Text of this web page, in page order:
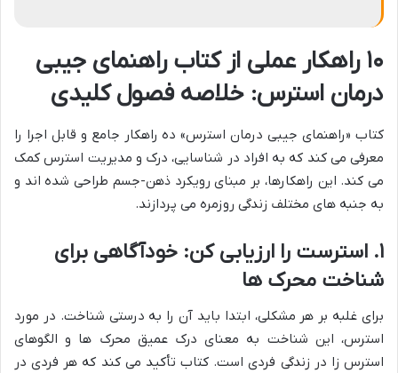
۱۰ راهکار عملی از کتاب راهنمای جیبی
درمان استرس: خلاصه فصول کلیدی
کتاب «راهنمای جیبی درمان استرس» ده راهکار جامع و قابل اجرا را
معرفی می کند که به افراد در شناسایی، درک و مدیریت استرس کمک
می کند. این راهکارها، بر مبنای رویکرد ذهن-جسم طراحی شده اند و
به جنبه های مختلف زندگی روزمره می پردازند.
۱. استرست را ارزیابی کن: خودآگاهی برای
شناخت محرک ها
برای غلبه بر هر مشکلی، ابتدا باید آن را به درستی شناخت. در مورد
استرس، این شناخت به معنای درک عمیق محرک ها و الگوهای
استرس زا در زندگی فردی است. کتاب تأکید می کند که هر فردی در